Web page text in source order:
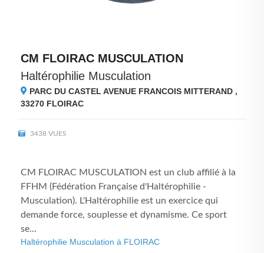
CM FLOIRAC MUSCULATION
Haltérophilie Musculation
PARC DU CASTEL AVENUE FRANCOIS MITTERAND ,
33270 FLOIRAC
3438 VUES
CM FLOIRAC MUSCULATION est un club affilié à la
FFHM (Fédération Française d'Haltérophilie -
Musculation). L'Haltérophilie est un exercice qui
demande force, souplesse et dynamisme. Ce sport
se...
Haltérophilie Musculation à FLOIRAC